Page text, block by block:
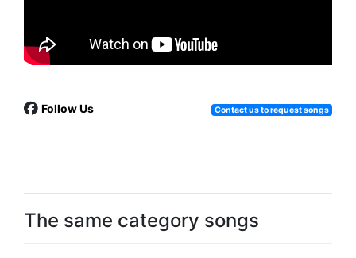
Follow Us Contact us to request songs
The same category songs